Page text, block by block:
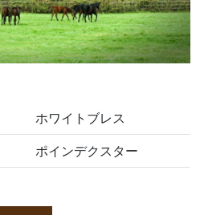
ホワイトブレス
ポインデクスター